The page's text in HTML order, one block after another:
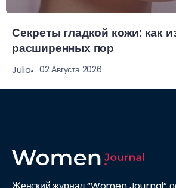
Секреты гладкой кожи: как
расширенных пор
Julia 02 Августа 2026